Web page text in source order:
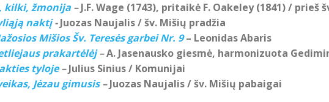
kilki, žmonija–J.F. Wage (1743), pritaikė F. Oakeley (1841) / prieš
naktį-Juozas Naujalis / šv. Mišių pradžia
Mišios Šv. Teresės garbei Nr. 9– Leonidas Abaris
prakartėlėj–A. Jasenausko giesmė, harmonizuota
tyloje–Julius Sinius / Komunijai
Jėzau gimusis–Juozas Naujalis / šv. Mišių pabaigai